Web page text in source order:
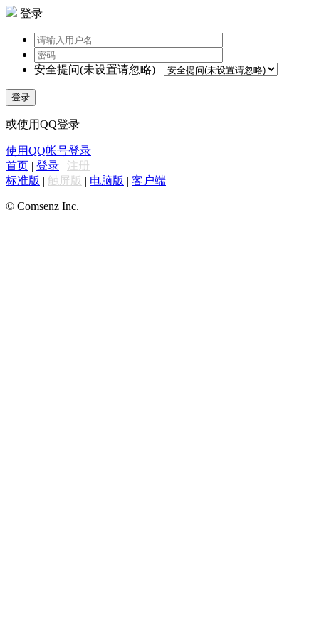
登录
安全提问(未设置请忽略)
登录
或使用QQ登录
使用QQ帐号登录
首页 | 登录 | 注册
标准版 | 触屏版 | 电脑版 | 客户端
© Comsenz Inc.